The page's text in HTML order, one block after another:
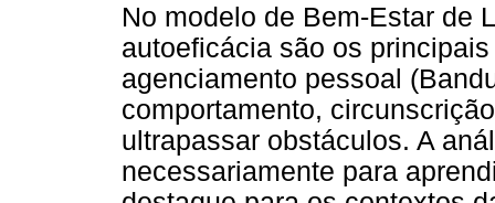
No modelo de Bem-Estar de
autoeficácia são os
agenciamento pessoal
comportamento,
ultrapassar obstáculos. A
necessariamente para